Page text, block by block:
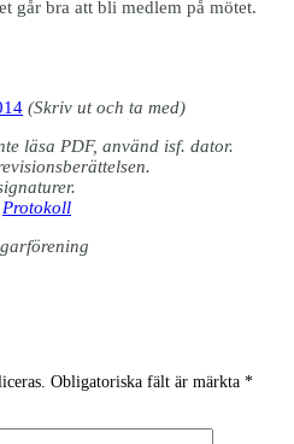
går bra att bli medlem på mötet.
(Skriv ut och ta med)
läsa PDF, använd isf. dator.
Protokoll
Obligatoriska fält är märkta *